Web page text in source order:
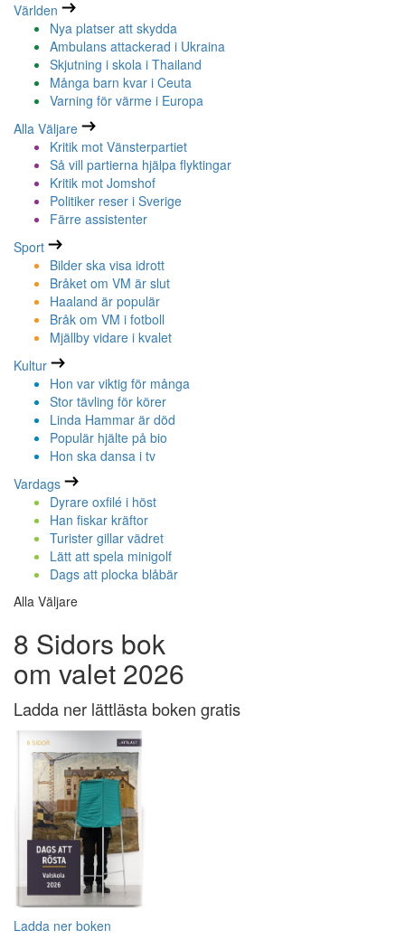
Världen
Nya platser att skydda
Ambulans attackerad i Ukraina
Skjutning i skola i Thailand
Många barn kvar i Ceuta
Varning för värme i Europa
Alla Väljare
Kritik mot Vänsterpartiet
Så vill partierna hjälpa flyktingar
Kritik mot Jomshof
Politiker reser i Sverige
Färre assistenter
Sport
Bilder ska visa idrott
Bråket om VM är slut
Haaland är populär
Bråk om VM i fotboll
Mjällby vidare i kvalet
Kultur
Hon var viktig för många
Stor tävling för körer
Linda Hammar är död
Populär hjälte på bio
Hon ska dansa i tv
Vardags
Dyrare oxfilé i höst
Han fiskar kräftor
Turister gillar vädret
Lätt att spela minigolf
Dags att plocka blåbär
Alla Väljare
8 Sidors bok
om valet 2026
Ladda ner lättlästa boken gratis
Ladda ner boken